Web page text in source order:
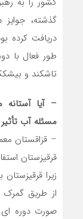
گذشته،
دریافت کرده
طور فعال با
تاشکند و
– آیا آستانه
مسئله آب
– قزاقستان
قرقیزستان
زیرا
از طریق گمرک
صورت دوره ای